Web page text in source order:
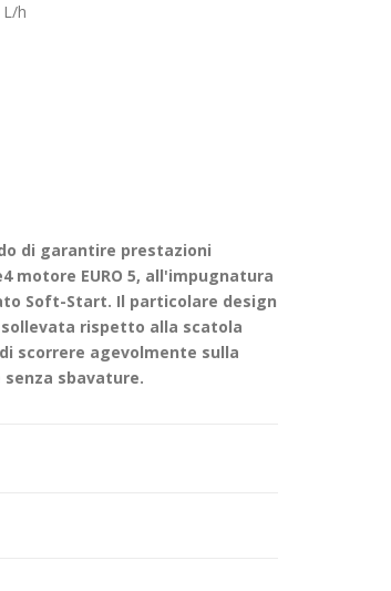
L/h
di garantire prestazioni
motore EURO 5, all'impugnatura
Soft-Start. Il particolare design
rispetto alla scatola
scorrere agevolmente sulla
sbavature.